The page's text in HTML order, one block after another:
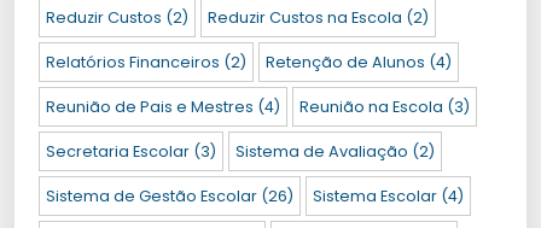
Reduzir Custos (2) Reduzir Custos na Escola (2)
Relatórios Financeiros (2) Retenção de Alunos (4)
Reunião de Pais e Mestres (4) Reunião na Escola (3)
Secretaria Escolar (3) Sistema de Avaliação (2)
Sistema de Gestão Escolar (26) Sistema Escolar (4)